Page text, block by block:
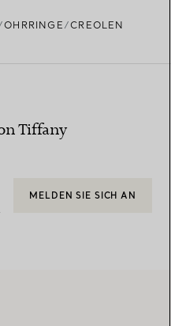
OHRRINGE CREOLEN
Tiffany
MELDEN SIE SICH AN